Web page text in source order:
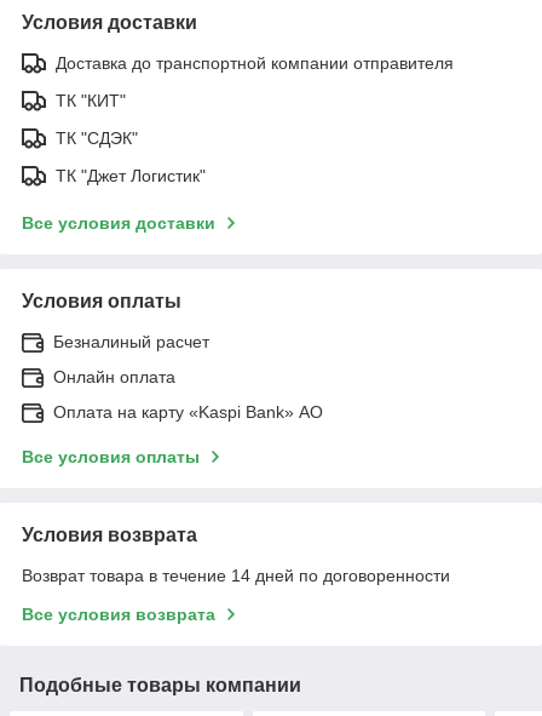
Условия доставки
Доставка до транспортной компании отправителя
ТК "КИТ"
ТК "СДЭК"
ТК "Джет Логистик"
Все условия доставки
Условия оплаты
Безналиный расчет
Онлайн оплата
Оплата на карту «Kaspi Bank» АО
Все условия оплаты
Условия возврата
Возврат товара в течение 14 дней по договоренности
Все условия возврата
Подобные товары компании